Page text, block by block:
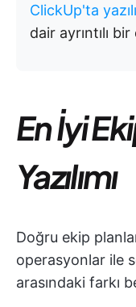
ClickUp'ta
dair ayrıntılı
En İyi
Yazılımı
Doğru ekip
operasyonlar ile
arasındaki farkı